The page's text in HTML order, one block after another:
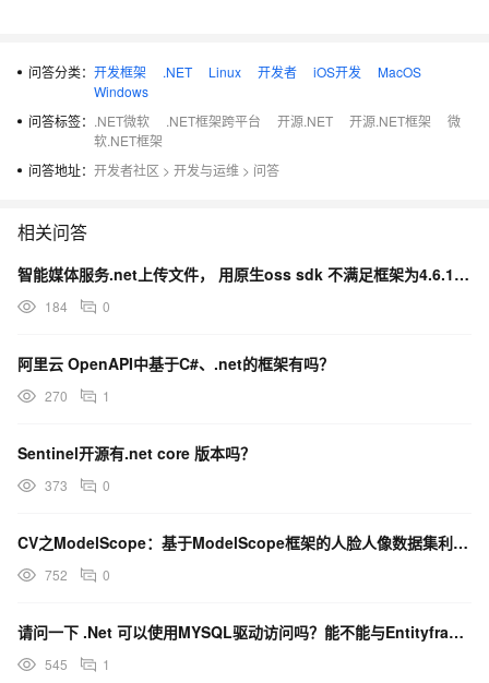
问答分类： 开发框架 .NET Linux 开发者 iOS开发
MacOS
Windows
问答标签： .NET微软 .NET框架跨平台 开源.NET 开源.NET框架
微
软.NET框架
问答地址： 开发者社区 > 开发与运维 > 问答
相关问答
智能媒体服务.net上传文件， 用原生oss sdk 不满足框架为4.6.1还有其他方式能上传吗？
184 0
阿里云 OpenAPI中基于C#、.net的框架有吗？
270 1
Sentinel开源有.net core 版本吗？
373 0
CV之ModelScope：基于ModelScope框架的人脸人像数据集利用DCT-Net算法实现人
752 0
请问一下 .Net 可以使用MYSQL驱动访问吗？能不能与Entityframework框架使用？
545 1